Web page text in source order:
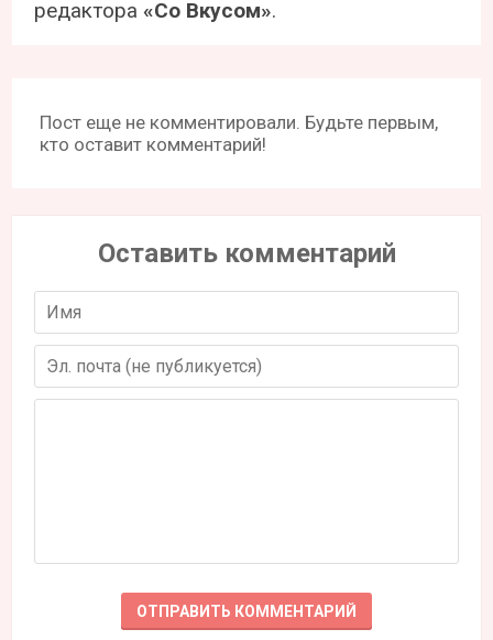
редактора«Со Вкусом».
Пост еще не комментировали. Будьте первым,
кто оставит комментарий!
Оставить комментарий